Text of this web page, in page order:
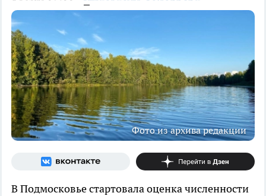
Фото из архива редакции
В Подмосковье стартовала оценка численности